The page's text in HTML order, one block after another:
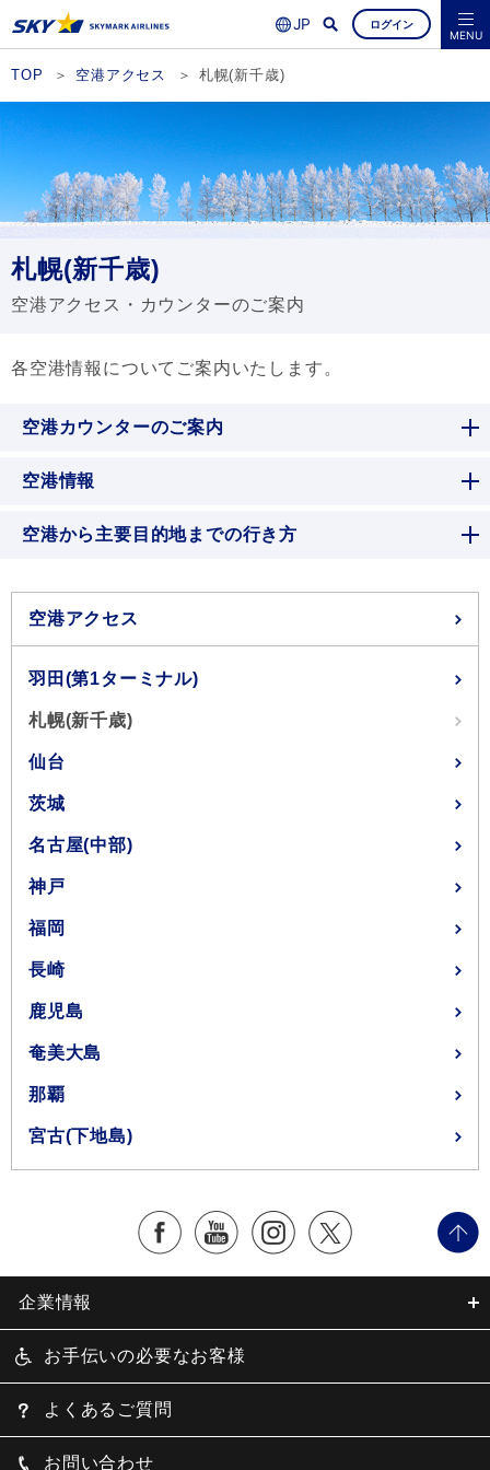
ログイン
空席照会・ご予約
よくあるご質問 MENU
TOP 空港アクセス 札幌(新千歳)
札幌(新千歳)
空港アクセス・カウンターのご案内
各空港情報についてご案内いたします。
空港カウンターのご案内
空港情報
空港から主要目的地までの行き方
空港アクセス
羽田(第1ターミナル)
札幌(新千歳)
仙台
茨城
名古屋(中部)
神戸
福岡
長崎
鹿児島
奄美大島
那覇
宮古(下地島)
企業情報
お手伝いの必要なお客様
よくあるご質問
お問い合わせ